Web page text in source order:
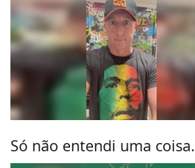
Só não entendi uma coisa.